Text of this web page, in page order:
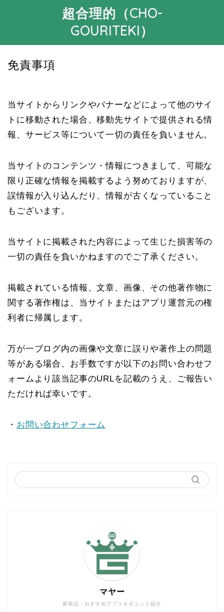
超合理的（CHO-
GOURITEKI）
免責事項
当サイトからリンクやバナーなどによって他のサイ
トに移動された場合、移動先サイトで提供される情
報、サービス等について一切の責任を負いません。
当サイトのコンテンツ・情報につきまして、可能な
限り正確な情報を掲載するよう努めておりますが、
誤情報が入り込んだり、情報が古くなっていること
もございます。
当サイトに掲載された内容によって生じた損害等の
一切の責任を負いかねますのでご了承ください。
掲載されている情報、文章、画像、その他著作物に
関する著作権は、当サイトまたはアプリ運営元の権
利者に帰属します。
万が一ブログ内の画像や文章に誤りや著作上の問題
等がある場合、お手数ですが以下のお問い合わせフ
ォームより該当記事のURLを記載のうえ、ご報告い
ただければ幸いです。
・ お問い合わせフォーム
新商品・おすすめアプリをギュッと紹介
マヤー